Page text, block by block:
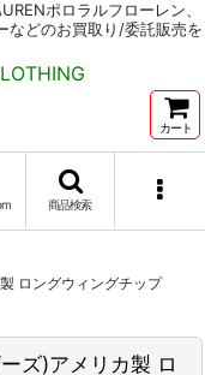
ポロラルフローレン、
などのお買取り/委託販売を
カート
商品検索
ロングウィングチップ
ズ)アメリカ製 ロ